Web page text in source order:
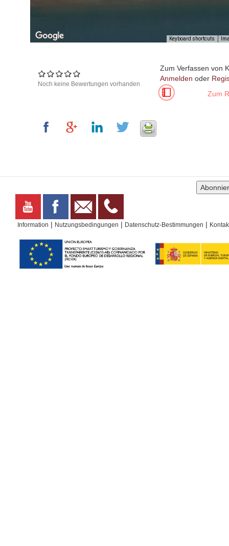
For
For development purposes only
Keyboard shortcuts
Noch keine Bewertungen vorhanden
Zum Verfassen von
Anmelden oder
Zum
Information | Nutzungsbedingungen | Datenschutz-Bestimmungen |